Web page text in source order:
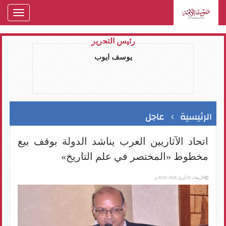
رئيس التحرير
يوسف ايوب
الرئيسية عاجل
اتحاد الآثاريين العرب يناشد الدولة بوقف بيع
مخطوط «المختصر في علم التاريخ»
الأربعاء، 25 أبريل 2018 02:01 م